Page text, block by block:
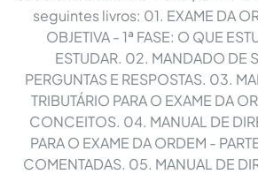
seguintes livros: 01. EXAME DA
OBJETIVA - 1ª FASE: O QUE
ESTUDAR. 02. MANDADO DE
PERGUNTAS E RESPOSTAS. 03.
TRIBUTÁRIO PARA O EXAME DA
CONCEITOS. 04. MANUAL DE
PARA O EXAME DA ORDEM -
COMENTADAS. 05. MANUAL DE